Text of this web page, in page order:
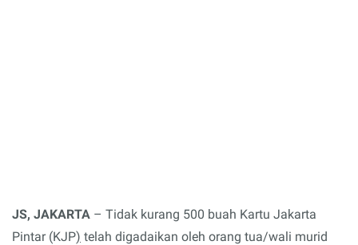
JS, JAKARTA – Tidak kurang 500 buah Kartu Jakarta
Pintar (KJP) telah digadaikan oleh orang tua/wali murid